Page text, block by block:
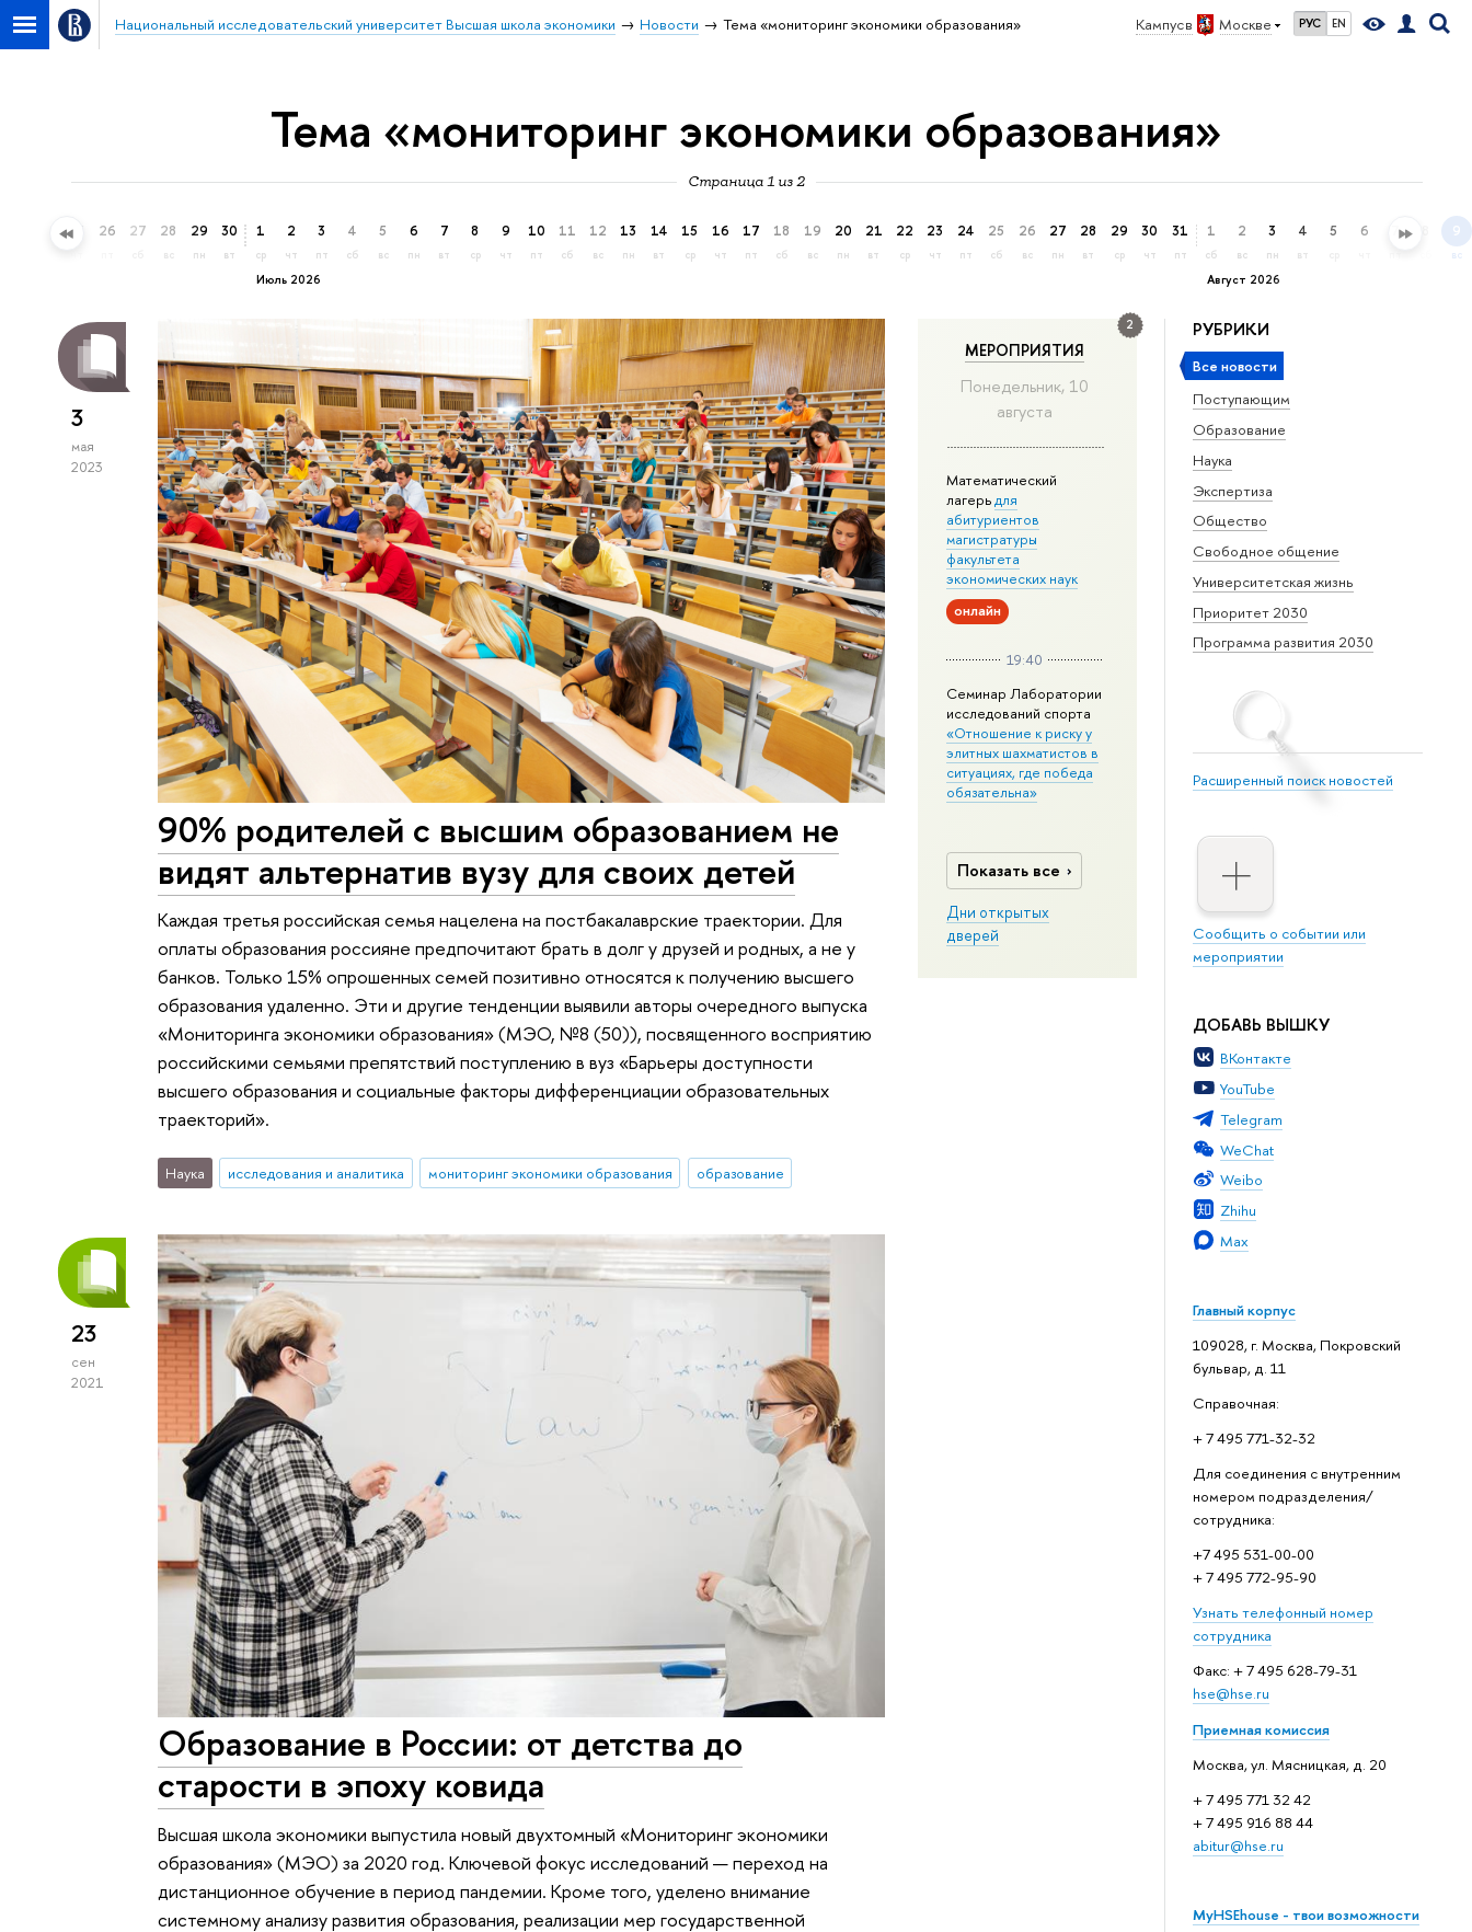
Кампус в Москве РУС EN
Национальный исследовательский университет Высшая школа экономики Новости Тема «мониторинг экономики образования»
Тема «мониторинг экономики образования»
Страница 1 из 2
25 26 27 28
вс
29
пн
30
вт
Июль 2026
1
ср
2
чт
3
пт
4
сб
5
вс
6
пн
7
вт
8
ср
9
чт
10
пт
11
сб
12
вс
13
пн
14
вт
15
ср
16
чт
17
пт
18
сб
19
вс
20
пн
21
вт
22
ср
23
чт
24
пт
25
сб
26
вс
27
пн
28
вт
29
ср
30
чт
31
пт
Август 2026
1
сб
2
вс
3
пн
4
вт
5 6 7 9
вс
РУБРИКИ
Все новости
Поступающим
Образование
Наука
Экспертиза
Общество
Свободное общение
Университетская жизнь
Приоритет 2030
Программа развития 2030
Расширенный поиск новостей
Сообщить о событии или
мероприятии
ДОБАВЬ ВЫШКУ
ВКонтакте
YouTube
Telegram
WeChat
Weibo
Zhihu
Max
Главный корпус
109028, г. Москва, Покровский
бульвар, д. 11
Справочная:
+ 7 495 771-32-32
Для соединения с внутренним
номером подразделения/
сотрудника:
+7 495 531-00-00
+ 7 495 772-95-90
Узнать телефонный номер
сотрудника
Факс: + 7 495 628-79-31
hse@hse.ru
Приемная комиссия
Москва, ул. Мясницкая, д. 20
+ 7 495 771 32 42
+ 7 495 916 88 44
abitur@hse.ru
MyHSEhouse - твои возможности
2
МЕРОПРИЯТИЯ
Понедельник, 10
августа
Математический
лагерь для
абитуриентов
магистратуры
факультета
экономических наук
онлайн
19:40
Семинар Лаборатории
исследований спорта
«Отношение к риску у
элитных шахматистов в
ситуациях, где победа
обязательна»
Показать все
Дни открытых
дверей
3
мая
2023
90% родителей с высшим образованием не
видят альтернатив вузу для своих детей
Каждая третья российская семья нацелена на постбакалаврские траектории. Для
оплаты образования россияне предпочитают брать в долг у друзей и родных, а не у
банков. Только 15% опрошенных семей позитивно относятся к получению высшего
образования удаленно. Эти и другие тенденции выявили авторы очередного выпуска
«Мониторинга экономики образования» (МЭО, №8 (50)), посвященного восприятию
российскими семьями препятствий поступлению в вуз «Барьеры доступности
высшего образования и социальные факторы дифференциации образовательных
траекторий».
Наука исследования и аналитика мониторинг экономики образования образование
23
сен
2021
Образование в России: от детства до
старости в эпоху ковида
Высшая школа экономики выпустила новый двухтомный «Мониторинг экономики
образования» (МЭО) за 2020 год. Ключевой фокус исследований — переход на
дистанционное обучение в период пандемии. Кроме того, уделено внимание
системному анализу развития образования, реализации мер государственной